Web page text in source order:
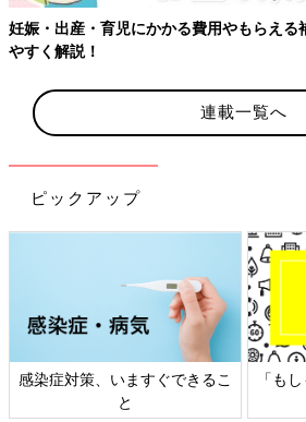
かかる費用やもらえる補助金・助成金を
連載一覧へ
ピックアップ
ますぐできるこ
「もしものときの」